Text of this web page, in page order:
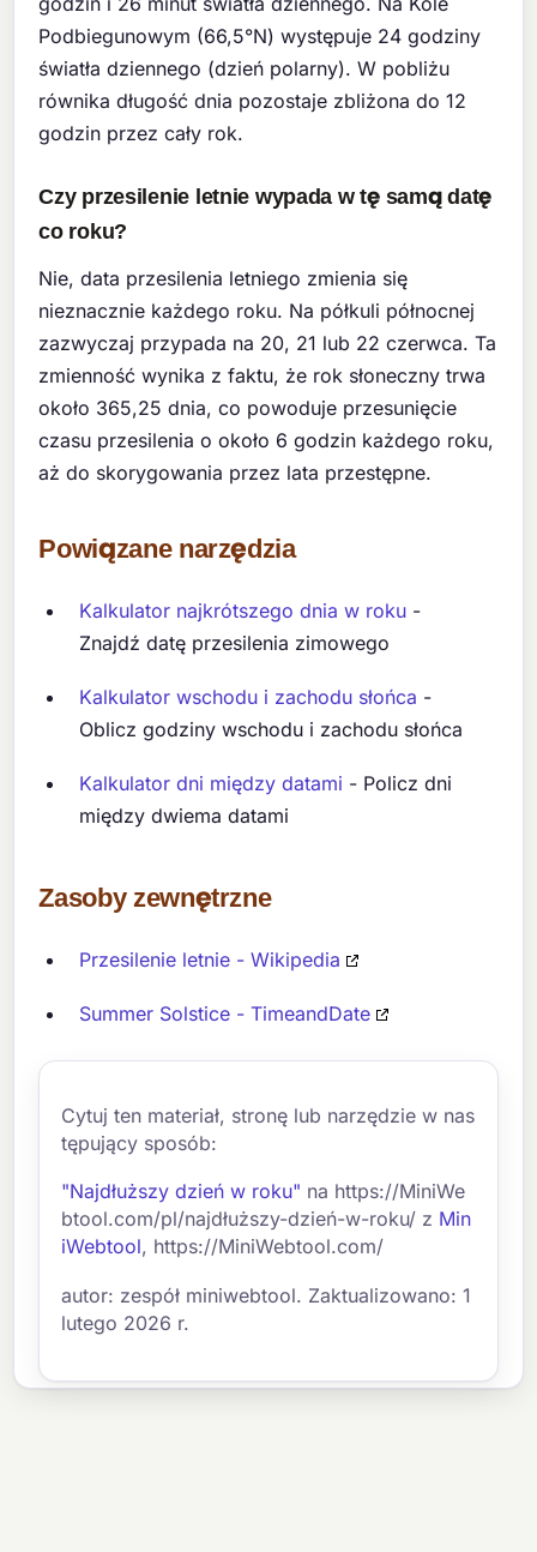
Podbiegunowym (66,5°N) występuje 24 godziny
światła dziennego (dzień polarny). W pobliżu
równika długość dnia pozostaje zbliżona do 12
godzin przez cały rok.
Czy przesilenie letnie wypada w tę samą datę
co roku?
Nie, data przesilenia letniego zmienia się
nieznacznie każdego roku. Na półkuli północnej
zazwyczaj przypada na 20, 21 lub 22 czerwca. Ta
zmienność wynika z faktu, że rok słoneczny trwa
około 365,25 dnia, co powoduje przesunięcie
czasu przesilenia o około 6 godzin każdego roku,
aż do skorygowania przez lata przestępne.
Powiązane narzędzia
Kalkulator najkrótszego dnia w roku -
Znajdź datę przesilenia zimowego
Kalkulator wschodu i zachodu słońca -
Oblicz godziny wschodu i zachodu słońca
Kalkulator dni między datami - Policz dni
między dwiema datami
Zasoby zewnętrzne
Przesilenie letnie - Wikipedia
Summer Solstice - TimeandDate
Cytuj ten materiał, stronę lub narzędzie w nas
tępujący sposób:
"Najdłuższy dzień w roku" na https://MiniWe
btool.com/pl/najdłuższy-dzień-w-roku/ z Min
iWebtool, https://MiniWebtool.com/
autor: zespół miniwebtool. Zaktualizowano: 1
lutego 2026 r.